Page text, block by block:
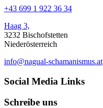
+43 699 1 922 36 34
Haag 3,
3232 Bischofstetten
Niederösterreich
info@nagual-schamanismus.at
Social Media Links
Schreibe uns